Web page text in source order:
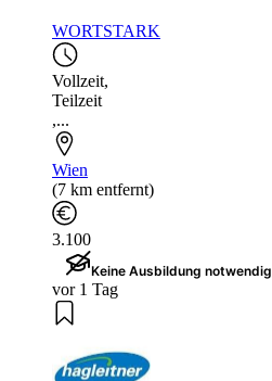
WORTSTARK
Vollzeit,
Teilzeit
,...
Wien
(7 km entfernt)
3.100
Keine Ausbildung notwendig
vor 1 Tag